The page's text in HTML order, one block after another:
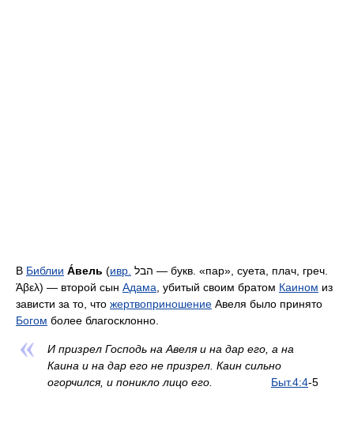
В Библии А́вель (ивр. הבל ‎ — букв. «пар», суета, плач, греч.
Άβελ) — второй сын Адама , убитый своим братом Каином из
зависти за то, что жертвоприношение Авеля было принято
Богом более благосклонно.
И призрел Господь на Авеля и на дар его, а на
Каина и на дар его не призрел. Каин сильно
огорчился, и поникло лицо его.
Быт.4:4-5